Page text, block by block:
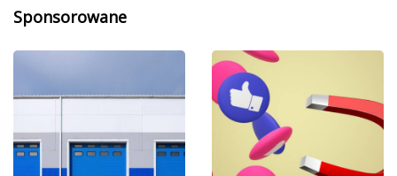
Sponsorowane